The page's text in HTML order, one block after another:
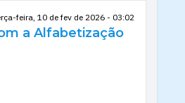
feira, 10 de fev de 2026 - 03:02
a Alfabetização